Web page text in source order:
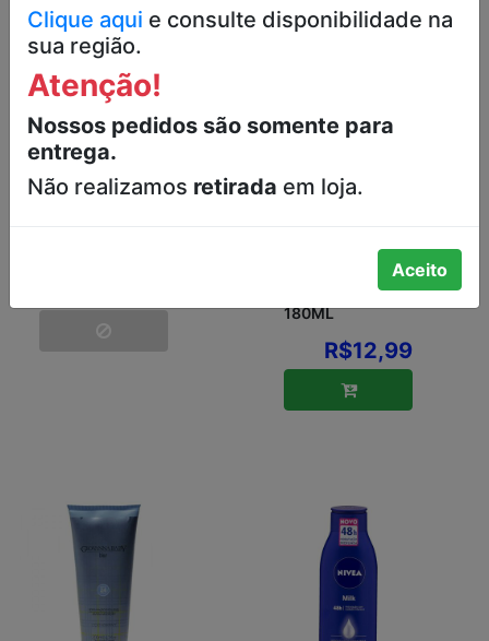
LEITE DE AVEIA
180ML
R$12,99
Clique aqui e consulte disponibilidade na
sua região.
Atenção!
Nossos pedidos são somente para
entrega.
Não realizamos retirada em loja.
Aceito